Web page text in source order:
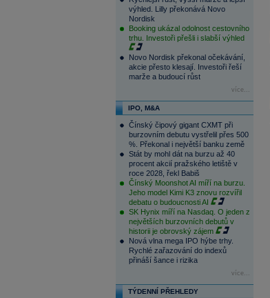
výhled. Lilly překonává Novo
Nordisk
Booking ukázal odolnost cestovního
trhu. Investoři přešli i slabší výhled
Novo Nordisk překonal očekávání,
akcie přesto klesají. Investoři řeší
marže a budoucí růst
více...
IPO, M&A
Čínský čipový gigant CXMT při
burzovním debutu vystřelil přes 500
%. Překonal i největší banku země
Stát by mohl dát na burzu až 40
procent akcií pražského letiště v
roce 2028, řekl Babiš
Čínský Moonshot AI míří na burzu.
Jeho model Kimi K3 znovu rozvířil
debatu o budoucnosti AI
SK Hynix míří na Nasdaq. O jeden z
největších burzovních debutů v
historii je obrovský zájem
Nová vlna mega IPO hýbe trhy.
Rychlé zařazování do indexů
přináší šance i rizika
více...
TÝDENNÍ PŘEHLEDY